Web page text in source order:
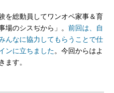
を総動員してワンオペ家事＆育
場のシスぢから」。 前回は、自
んなに協力してもらうことで仕
ンに立ちました。今回からはよ
ます。